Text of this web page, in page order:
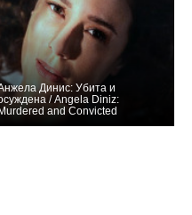
Динис: Убита и
/ Angela Diniz:
Murdered and Convicted